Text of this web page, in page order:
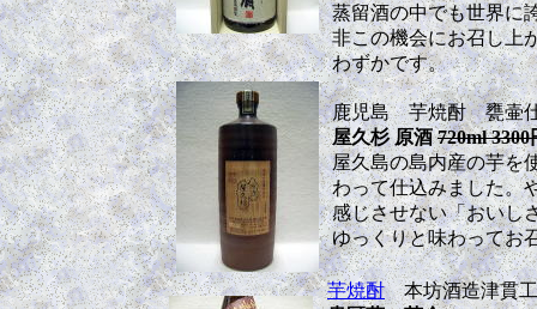
蒸留酒の中でも世界に
非この機会にお召し上
わずかです。
鹿児島 芋焼酎 甕壷
屋久杉 原酒720ml 3300
屋久島の島内産の芋を
わって仕込みました。
感じさせない「おいし
ゆっくりと味わってお
芋焼酎本坊酒造津貫